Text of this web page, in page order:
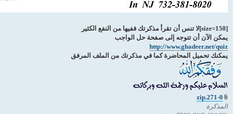
[size=150]لا تنس أن تقرأ مذكرتك ففيها من النفع الكثير
يمكن الآن أن تتوجه إلى صفحة حل الواجب
http://www.ghadeer.net/quiz
يمكنك تحميل المحاضرة كما في مذكرتك من الملف المرفق
271-0.zip
المذكرة